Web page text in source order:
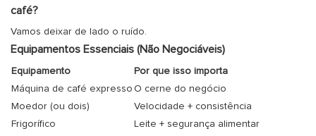
café?
Vamos deixar de lado o ruído.
Equipamentos Essenciais (Não Negociáveis)
Equipamento
Por que isso importa
Máquina de café expresso O cerne do negócio
Moedor (ou dois)
Velocidade + consistência
Frigorífico
Leite + segurança alimentar